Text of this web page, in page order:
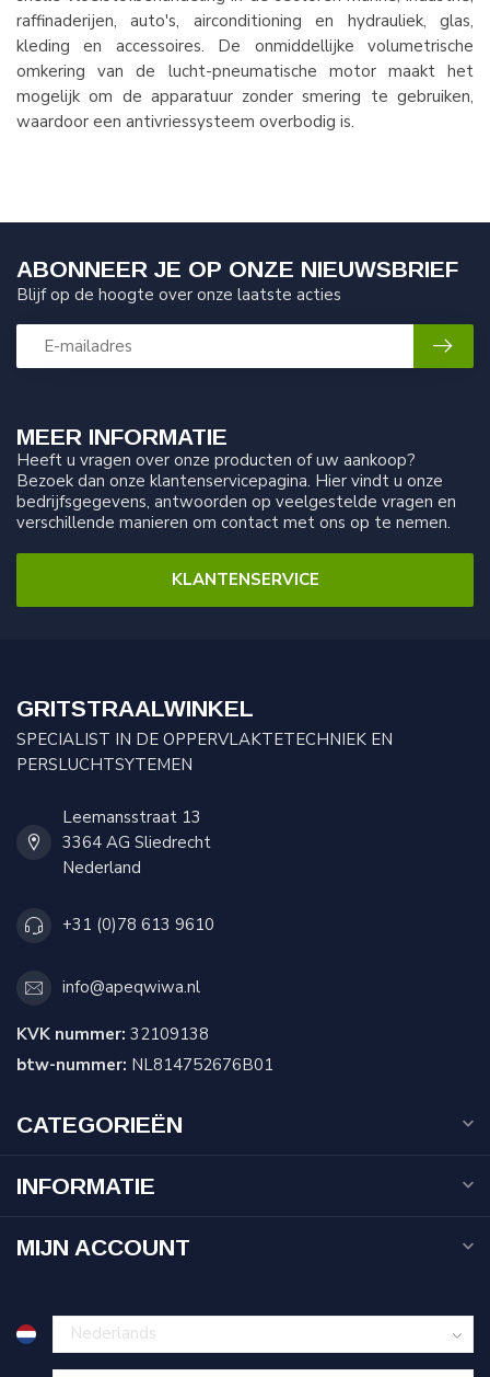
raffinaderijen, auto's, airconditioning en hydrauliek, glas,
kleding en accessoires. De onmiddellijke volumetrische
omkering van de lucht-pneumatische motor maakt het
mogelijk om de apparatuur zonder smering te gebruiken,
waardoor een antivriessysteem overbodig is.
MEER INFORMATIE
Heeft u vragen over onze producten of uw aankoop?
Bezoek dan onze klantenservicepagina. Hier vindt u onze
bedrijfsgegevens, antwoorden op veelgestelde vragen en
verschillende manieren om contact met ons op te nemen.
KLANTENSERVICE
ABONNEER JE OP ONZE NIEUWSBRIEF
Blijf op de hoogte over onze laatste acties
GRITSTRAALWINKEL
SPECIALIST IN DE OPPERVLAKTETECHNIEK EN
PERSLUCHTSYTEMEN
Leemansstraat 13
3364 AG Sliedrecht
Nederland
+31 (0)78 613 9610
info@apeqwiwa.nl
KVK nummer: 32109138
btw-nummer: NL814752676B01
CATEGORIEËN
INFORMATIE
MIJN ACCOUNT